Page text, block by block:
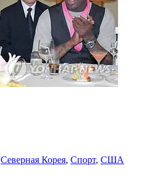
Северная Корея, Спорт, США